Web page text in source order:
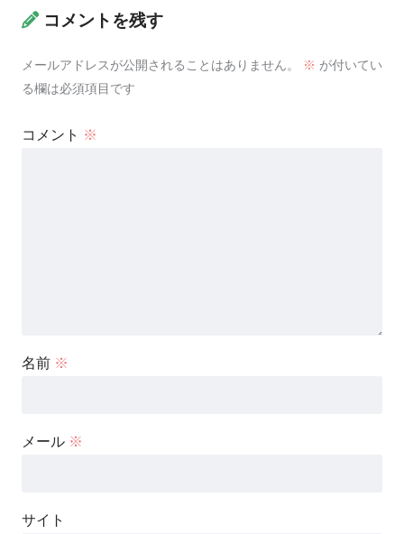
コメントを残す
メールアドレスが公開されることはありません。 ※ が付いてい
る欄は必須項目です
コメント ※
名前 ※
メール ※
サイト